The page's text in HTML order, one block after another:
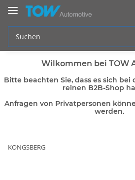
Wilkommen bei TOW
Bitte beachten Sie, dass es sich
reinen B2B-Shop
Anfragen von Privatpersonen
werden.
KONGSBERG